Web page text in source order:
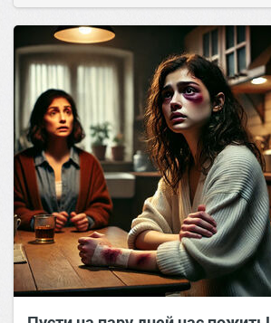
позитива!01:1722 май 2024